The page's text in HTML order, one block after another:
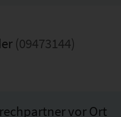
(09473144)
vor Ort